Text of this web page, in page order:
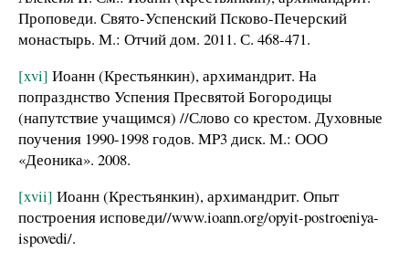
Проповеди. Свято-Успенский Псково-Печерский
монастырь. М.: Отчий дом. 2011. С. 468-471.
[xvi] Иоанн (Крестьянкин), архимандрит. На
попразднство Успения Пресвятой Богородицы
(напутствие учащимся) //Слово со крестом. Духовные
поучения 1990-1998 годов. MP3 диск. М.: ООО
«Деоника». 2008.
[xvii] Иоанн (Крестьянкин), архимандрит. Опыт
построения исповеди//www.ioann.org/opyit-postroeniya-
ispovedi/.